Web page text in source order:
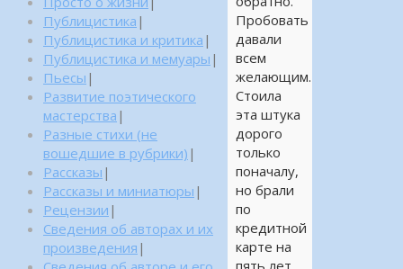
Пробовать
давали
всем
желающим.
Стоила
эта штука
дорого
только
поначалу,
но брали
по
кредитной
карте на
Публицистика |
Публицистика и критика |
Публицистика и мемуары |
Пьесы |
Развитие поэтического
мастерства |
Разные стихи (не
вошедшие в рубрики) |
Рассказы |
Рассказы и миниатюры |
Рецензии |
Сведения об авторах и их
произведения |